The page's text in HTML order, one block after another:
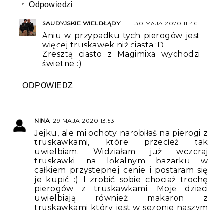
Odpowiedzi
SAUDYJSKIE WIELBŁĄDY 30 MAJA 2020 11:40
Aniu w przypadku tych pierogów jest
więcej truskawek niż ciasta :D
Zresztą ciasto z Magimixa wychodzi
świetne :)
ODPOWIEDZ
NINA 29 MAJA 2020 13:53
Jejku, ale mi ochoty narobiłaś na pierogi z
truskawkami, które przecież tak
uwielbiam. Widziałam już wczoraj
truskawki na lokalnym bazarku w
całkiem przystepnej cenie i postaram się
je kupić :) I zrobić sobie chociaż trochę
pierogów z truskawkami. Moje dzieci
uwielbiają również makaron z
truskawkami który jest w sezonie naszym